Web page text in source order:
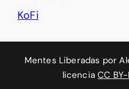
KoFi
Mentes Liberadas por
licenciaCC